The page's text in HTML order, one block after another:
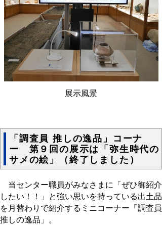
展示風景
「調査員 推しの逸品」コーナ
ー 第９回の展示は「弥生時代の
サメの絵」（終了しました）
当センター職員がみなさまに「ぜひ御紹介
したい！！」と強い思いを持っている出土品
を月替わりで紹介するミニコーナー「調査員
推しの逸品」。